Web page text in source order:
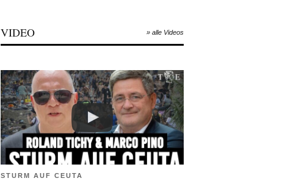
VIDEO » alle Videos
STURM AUF CEUTA